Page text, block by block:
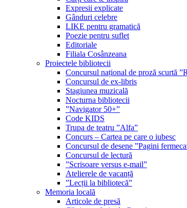
Expresii explicate
Gânduri celebre
LIKE pentru gramatică
Poezie pentru suflet
Editoriale
Filiala Cosânzeana
Proiectele bibliotecii
Concursul național de proză scurtă
Concursul de ex-libris
Stagiunea muzicală
Nocturna bibliotecii
”Navigator 50+”
Code KIDS
Trupa de teatru ”Alfa”
Concurs – Cartea pe care o iubesc
Concursul de desene ”Pagini
Concursul de lectură
”Scrisoare versus e-mail”
Atelierele de vacanță
”Lecții la bibliotecă”
Memoria locală
Articole de presă